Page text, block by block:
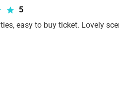
5
easy to buy ticket. Lovely